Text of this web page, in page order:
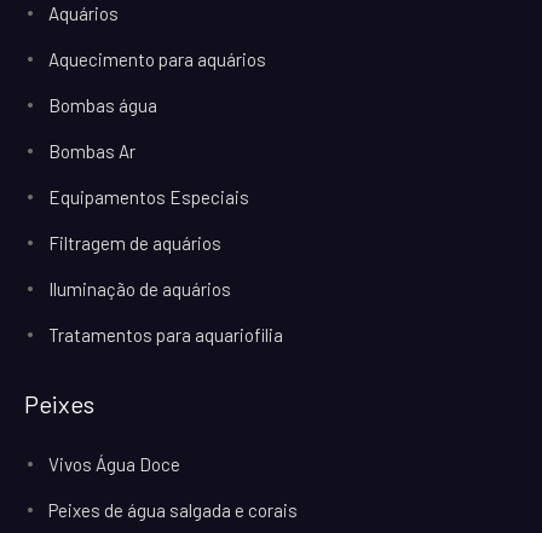
Aquários
Aquecimento para aquários
Bombas água
Bombas Ar
Equipamentos Especiais
Filtragem de aquários
Iluminação de aquários
Tratamentos para aquariofilia
Peixes
Vivos Água Doce
Peixes de água salgada e corais